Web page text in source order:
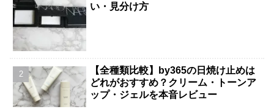
い・見分け方
【全種類比較】by365の日焼け止めは
どれがおすすめ？クリーム・トーンア
ップ・ジェルを本音レビュー